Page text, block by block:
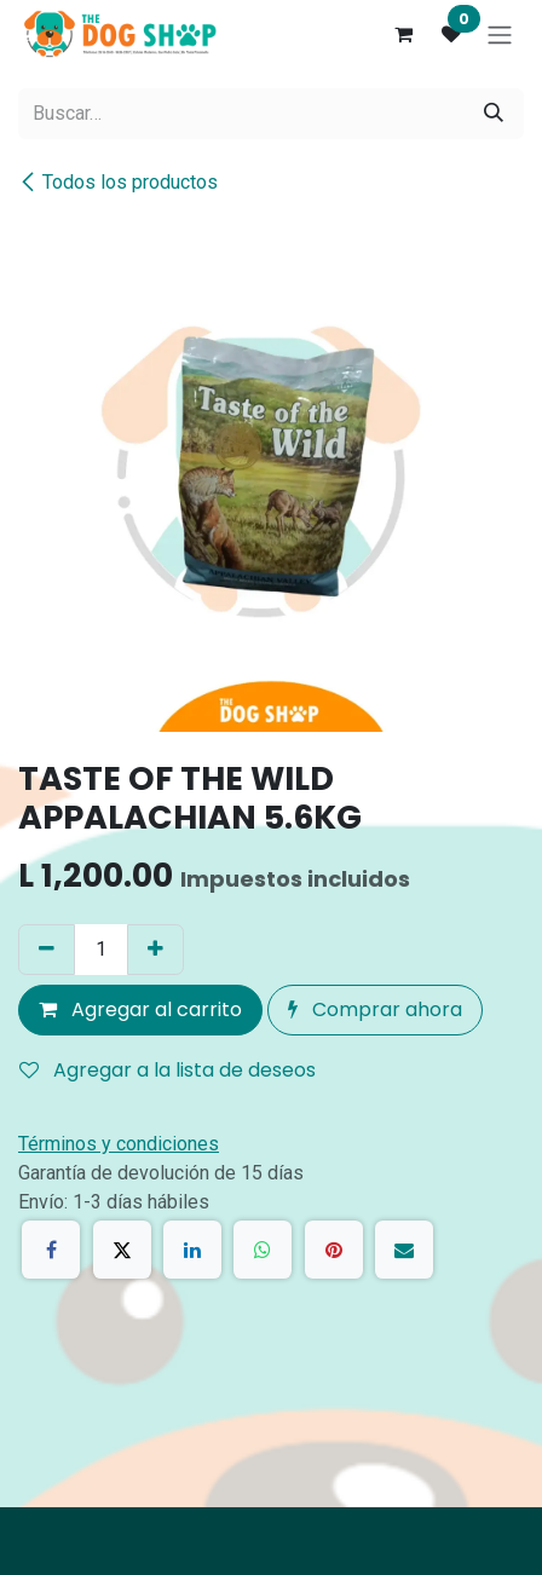
Ir al contenido 0
Todos los productos
TASTE OF THE WILD
APPALACHIAN 5.6KG
L1,200.00 Impuestos incluidos
Agregar al carrito Comprar ahora
Agregar a la lista de deseos
Términos y condiciones
Garantía de devolución de 15 días
Envío: 1-3 días hábiles